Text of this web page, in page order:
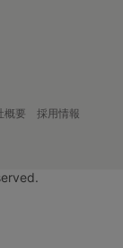
概要
採用情報